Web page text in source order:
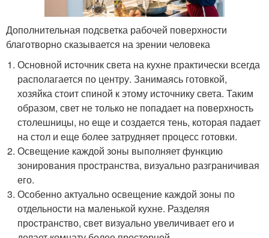
Дополнительная подсветка рабочей поверхности
благотворно сказывается на зрении человека
Основной источник света на кухне практически всегда
располагается по центру. Занимаясь готовкой,
хозяйка стоит спиной к этому источнику света. Таким
образом, свет не только не попадает на поверхность
столешницы, но еще и создается тень, которая падает
на стол и еще более затрудняет процесс готовки.
Освещение каждой зоны выполняет функцию
зонирования пространства, визуально разграничивая
его.
Особенно актуально освещение каждой зоны по
отдельности на маленькой кухне. Разделяя
пространство, свет визуально увеличивает его и